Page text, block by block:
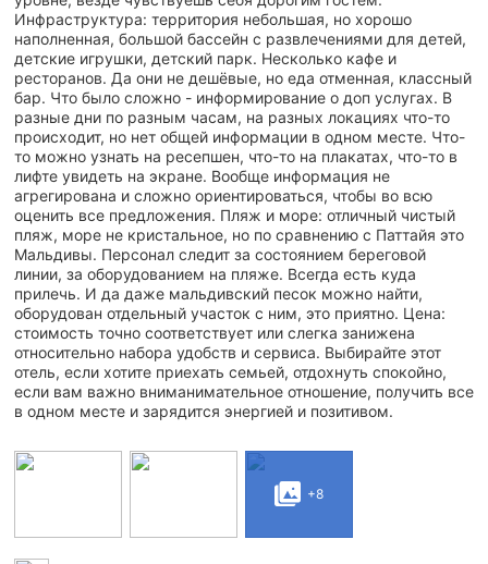
Инфраструктура: территория небольшая, но хорошо
наполненная, большой бассейн с развлечениями для детей,
детские игрушки, детский парк. Несколько кафе и
ресторанов. Да они не дешёвые, но еда отменная, классный
бар. Что было сложно - информирование о доп услугах. В
разные дни по разным часам, на разных локациях что-то
происходит, но нет общей информации в одном месте. Что-
то можно узнать на ресепшен, что-то на плакатах, что-то в
лифте увидеть на экране. Вообще информация не
агрегирована и сложно ориентироваться, чтобы во всю
оценить все предложения. Пляж и море: отличный чистый
пляж, море не кристальное, но по сравнению с Паттайя это
Мальдивы. Персонал следит за состоянием береговой
линии, за оборудованием на пляже. Всегда есть куда
прилечь. И да даже мальдивский песок можно найти,
оборудован отдельный участок с ним, это приятно. Цена:
стоимость точно соответствует или слегка занижена
относительно набора удобств и сервиса. Выбирайте этот
отель, если хотите приехать семьей, отдохнуть спокойно,
если вам важно вниманимательное отношение, получить все
в одном месте и зарядится энергией и позитивом.
+8